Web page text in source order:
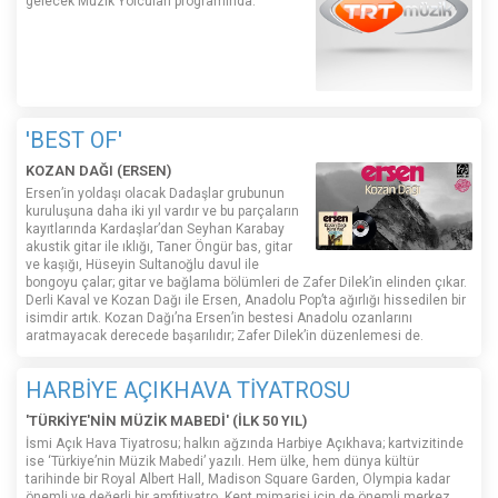
'BEST OF'
KOZAN DAĞI (ERSEN)
Ersen’in yoldaşı olacak Dadaşlar grubunun
kuruluşuna daha iki yıl vardır ve bu parçaların
kayıtlarında Kardaşlar’dan Seyhan Karabay
akustik gitar ile ıklığı, Taner Öngür bas, gitar
ve kaşığı, Hüseyin Sultanoğlu davul ile
bongoyu çalar; gitar ve bağlama bölümleri de Zafer Dilek’in elinden çıkar.
Derli Kaval ve Kozan Dağı ile Ersen, Anadolu Pop’ta ağırlığı hissedilen bir
isimdir artık. Kozan Dağı’na Ersen’in bestesi Anadolu ozanlarını
aratmayacak derecede başarılıdır; Zafer Dilek’in düzenlemesi de.
HARBİYE AÇIKHAVA TİYATROSU
'TÜRKİYE'NİN MÜZİK MABEDİ' (İLK 50 YIL)
İsmi Açık Hava Tiyatrosu; halkın ağzında Harbiye Açıkhava; kartvizitinde
ise ‘Türkiye’nin Müzik Mabedi’ yazılı. Hem ülke, hem dünya kültür
tarihinde bir Royal Albert Hall, Madison Square Garden, Olympia kadar